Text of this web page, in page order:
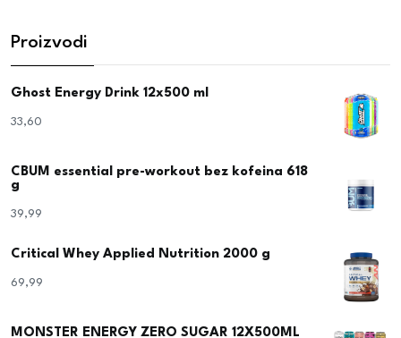
Proizvodi
Ghost Energy Drink 12x500 ml
33,60
CBUM essential pre-workout bez kofeina 618
g
39,99
Critical Whey Applied Nutrition 2000 g
69,99
MONSTER ENERGY ZERO SUGAR 12X500ML